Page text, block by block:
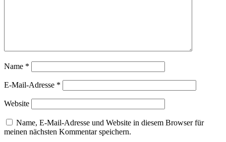
Name *
E-Mail-Adresse *
Website
Name, E-Mail-Adresse und Website in diesem Browser für
meinen nächsten Kommentar speichern.